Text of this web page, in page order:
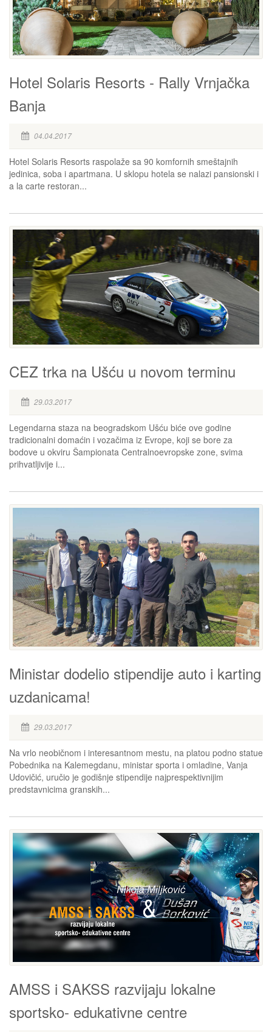
Hotel Solaris Resorts - Rally Vrnjačka
Banja
04.04.2017
Hotel Solaris Resorts raspolaže sa 90 komfornih smeštajnih
jedinica, soba i apartmana. U sklopu hotela se nalazi pansionski i
a la carte restoran...
CEZ trka na Ušću u novom terminu
29.03.2017
Legendarna staza na beogradskom Ušću biće ove godine
tradicionalni domaćin i vozačima iz Evrope, koji se bore za
bodove u okviru Šampionata Centralnoevropske zone, svima
prihvatljivije i...
Ministar dodelio stipendije auto i karting
uzdanicama!
29.03.2017
Na vrlo neobičnom i interesantnom mestu, na platou podno statue
Pobednika na Kalemegdanu, ministar sporta i omladine, Vanja
Udovičić, uručio je godišnje stipendije najprespektivnijim
predstavnicima granskih...
AMSS i SAKSS razvijaju lokalne
sportsko- edukativne centre